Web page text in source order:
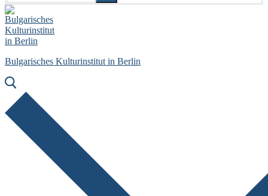
Bulgarisches Kulturinstitut in Berlin